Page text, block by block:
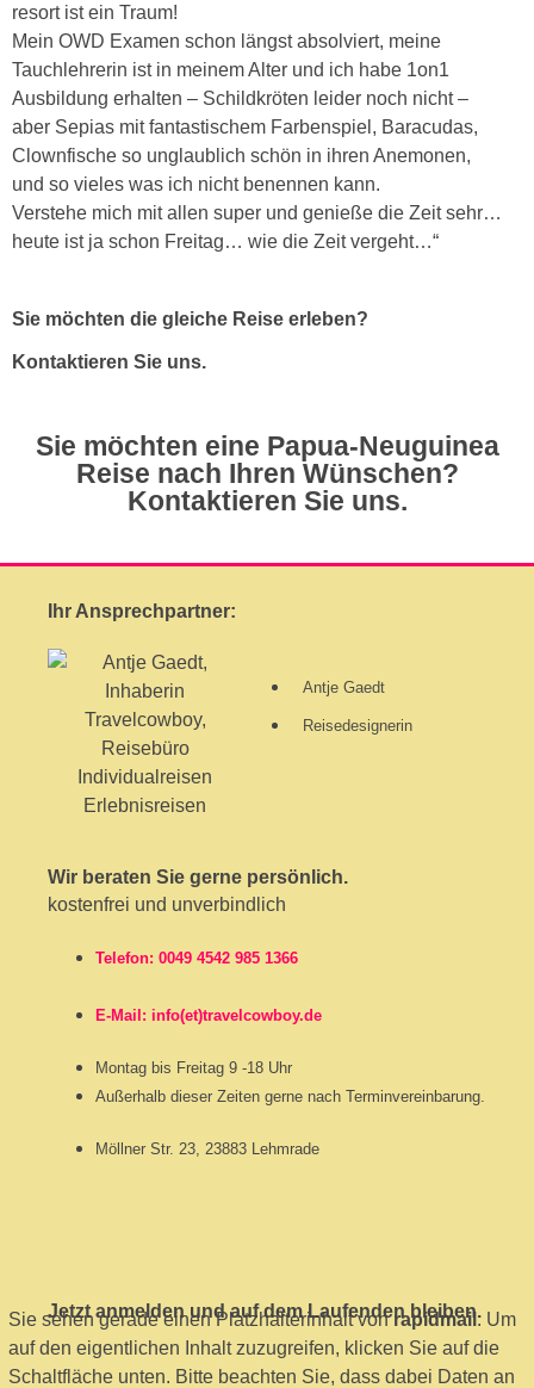
resort ist ein Traum!
Mein OWD Examen schon längst absolviert, meine
Tauchlehrerin ist in meinem Alter und ich habe 1on1
Ausbildung erhalten – Schildkröten leider noch nicht –
aber Sepias mit fantastischem Farbenspiel, Baracudas,
Clownfische so unglaublich schön in ihren Anemonen,
und so vieles was ich nicht benennen kann.
Verstehe mich mit allen super und genieße die Zeit sehr…
heute ist ja schon Freitag… wie die Zeit vergeht…“
Sie möchten die gleiche Reise erleben?
Kontaktieren Sie uns.
Sie möchten eine Papua-Neuguinea
Reise nach Ihren Wünschen?
Kontaktieren Sie uns.
Ihr Ansprechpartner:
Antje Gaedt
Reisedesignerin
Wir beraten Sie gerne persönlich.
kostenfrei und unverbindlich
Telefon: 0049 4542 985 1366
E-Mail: info(et)travelcowboy.de
Montag bis Freitag 9 -18 Uhr
Außerhalb dieser Zeiten gerne nach Terminvereinbarung.
Möllner Str. 23, 23883 Lehmrade
Jetzt anmelden und auf dem Laufenden bleiben.
Sie sehen gerade einen Platzhalterinhalt vonrapidmail . Um
auf den eigentlichen Inhalt zuzugreifen, klicken Sie auf die
Schaltfläche unten. Bitte beachten Sie, dass dabei Daten an